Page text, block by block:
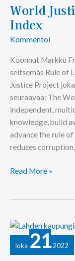
World
Index
Kommentoi
Koonnut Markku
seitsemäs Rule of
Justice Project
seuraavaa: The
independent,
knowledge, build
advance the rule
reduces
of
Law
Index
Read More »
loka 21 2022
Oikeusneuvos,
OTT
Päivi